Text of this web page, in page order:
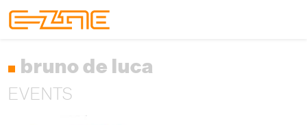
bruno de luca
EVENTS